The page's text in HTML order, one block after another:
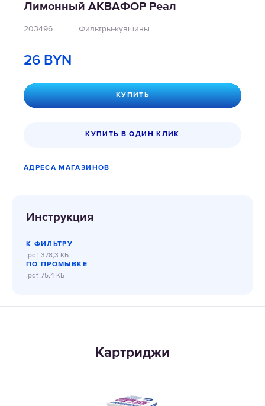
Лимонный АКВАФОР Реал
203496 Фильтры-кувшины
26 BYN
КУПИТЬ
КУПИТЬ В ОДИН КЛИК
АДРЕСА МАГАЗИНОВ
Инструкция
К ФИЛЬТРУ
.pdf, 378,3 КБ
ПО ПРОМЫВКЕ
.pdf, 75,4 КБ
Картриджи